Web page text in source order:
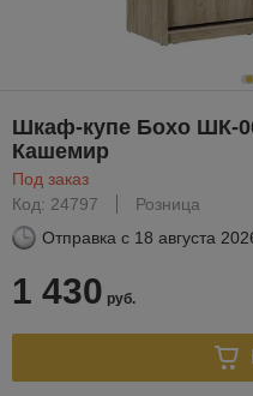
Шкаф-купе Бохо ШК-
Кашемир
Под заказ
Код: 24797
Розница
Отправка с 18 августа
1 430 руб.